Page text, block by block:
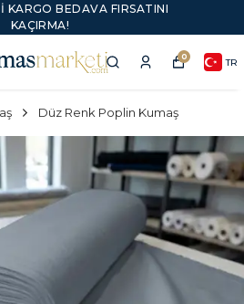
BEDAVA FIRSATINI
KAÇIRMA!
0 TR
Düz Renk Poplin Kumaş